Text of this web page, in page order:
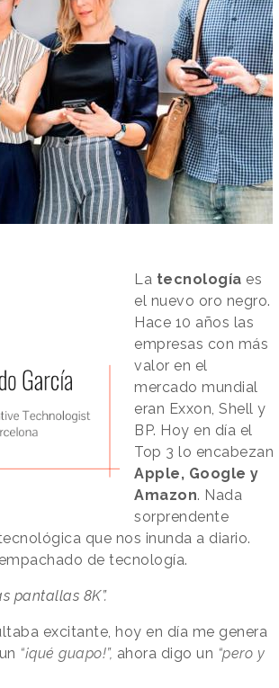
La tecnología es
el nuevo oro negro.
Hace 10 años las
empresas con más
valor en el
mercado mundial
eran Exxon, Shell y
BP. Hoy en día el
Top 3 lo encabezan
Apple, Google y
Amazon. Nada
sorprendente
que nos inunda a diario.
de tecnología.
pantallas 8K”.
excitante, hoy en día me genera
“¡qué guapo!”, ahora digo un “pero y